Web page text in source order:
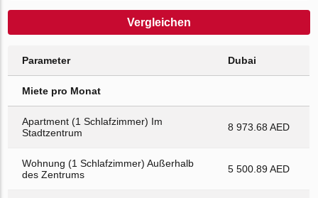
Vergleichen
Parameter Dubai
Miete pro Monat
Apartment (1 Schlafzimmer) Im
Stadtzentrum
8 973.68 AED
Wohnung (1 Schlafzimmer) Außerhalb
des Zentrums
5 500.89 AED